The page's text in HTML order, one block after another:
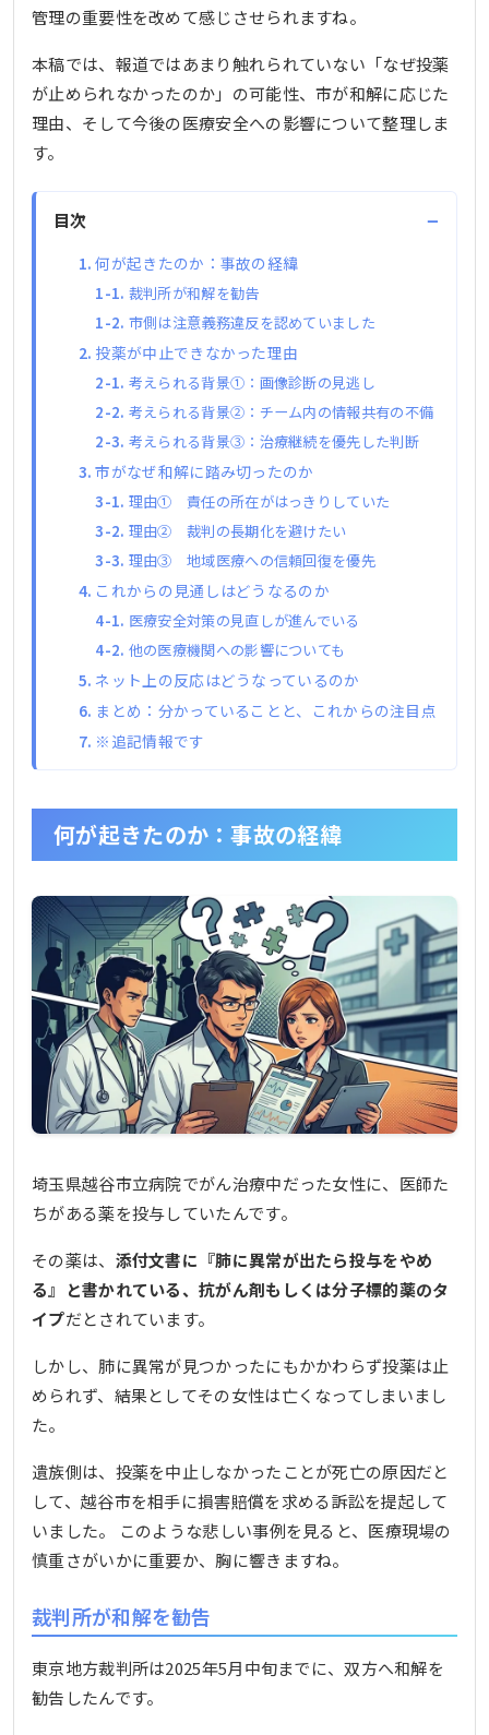
管理の重要性を改めて感じさせられますね。
本稿では、報道ではあまり触れられていない「なぜ投薬
が止められなかったのか」の可能性、市が和解に応じた
理由、そして今後の医療安全への影響について整理しま
す。
目次 −
何が起きたのか：事故の経緯
裁判所が和解を勧告
市側は注意義務違反を認めていました
投薬が中止できなかった理由
考えられる背景①：画像診断の見逃し
考えられる背景②：チーム内の情報共有の不備
考えられる背景③：治療継続を優先した判断
市がなぜ和解に踏み切ったのか
理由① 責任の所在がはっきりしていた
理由② 裁判の長期化を避けたい
理由③ 地域医療への信頼回復を優先
これからの見通しはどうなるのか
医療安全対策の見直しが進んでいる
他の医療機関への影響についても
ネット上の反応はどうなっているのか
まとめ：分かっていることと、これからの注目点
※追記情報です
何が起きたのか：事故の経緯
埼玉県越谷市立病院でがん治療中だった女性に、医師た
ちがある薬を投与していたんです。
その薬は、 添付文書に『肺に異常が出たら投与をやめ
る』と書かれている、抗がん剤もしくは分子標的薬のタ
イプだとされています。
しかし、肺に異常が見つかったにもかかわらず投薬は止
められず、結果としてその女性は亡くなってしまいまし
た。
遺族側は、投薬を中止しなかったことが死亡の原因だと
して、越谷市を相手に損害賠償を求める訴訟を提起して
いました。 このような悲しい事例を見ると、医療現場の
慎重さがいかに重要か、胸に響きますね。
裁判所が和解を勧告
東京地方裁判所は2025年5月中旬までに、双方へ和解を
勧告したんです。